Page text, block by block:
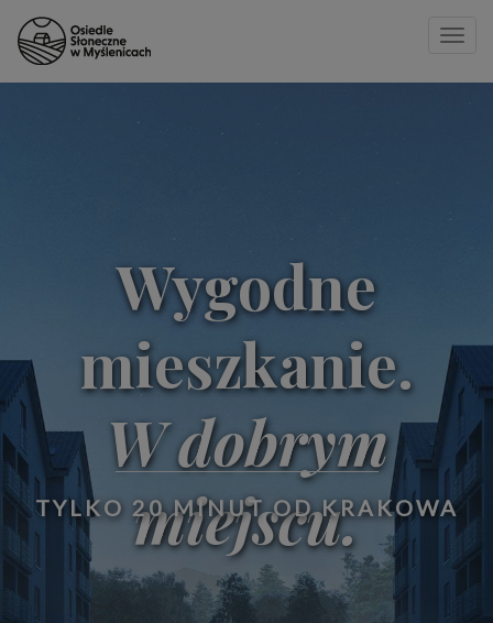
Toggle
Strona główna»19 IX
Wygodne
mieszkanie.
W dobrym
miejscu.
TYLKO 20 MINUT OD KRAKOWA